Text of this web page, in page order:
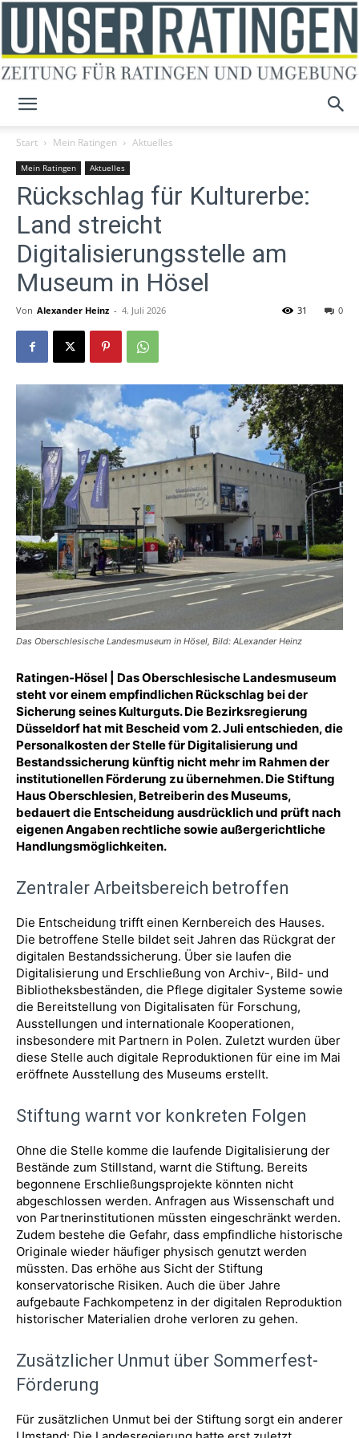
Ratingen
Start Mein Ratingen Aktuelles
Mein Ratingen Aktuelles
Rückschlag für Kulturerbe:
Land streicht
Digitalisierungsstelle am
Museum in Hösel
Von Alexander Heinz - 4. Juli 2026 0
31
Das Oberschlesische Landesmuseum in Hösel, Bild: ALexander Heinz
Ratingen-Hösel | Das Oberschlesische Landesmuseum
steht vor einem empfindlichen Rückschlag bei der
Sicherung seines Kulturguts. Die Bezirksregierung
Düsseldorf hat mit Bescheid vom 2. Juli entschieden, die
Personalkosten der Stelle für Digitalisierung und
Bestandssicherung künftig nicht mehr im Rahmen der
institutionellen Förderung zu übernehmen. Die Stiftung
Haus Oberschlesien, Betreiberin des Museums,
bedauert die Entscheidung ausdrücklich und prüft nach
eigenen Angaben rechtliche sowie außergerichtliche
Handlungsmöglichkeiten.
Zentraler Arbeitsbereich betroffen
Die Entscheidung trifft einen Kernbereich des Hauses.
Die betroffene Stelle bildet seit Jahren das Rückgrat der
digitalen Bestandssicherung. Über sie laufen die
Digitalisierung und Erschließung von Archiv-, Bild- und
Bibliotheksbeständen, die Pflege digitaler Systeme sowie
die Bereitstellung von Digitalisaten für Forschung,
Ausstellungen und internationale Kooperationen,
insbesondere mit Partnern in Polen. Zuletzt wurden über
diese Stelle auch digitale Reproduktionen für eine im Mai
eröffnete Ausstellung des Museums erstellt.
Stiftung warnt vor konkreten Folgen
Ohne die Stelle komme die laufende Digitalisierung der
Bestände zum Stillstand, warnt die Stiftung. Bereits
begonnene Erschließungsprojekte könnten nicht
abgeschlossen werden. Anfragen aus Wissenschaft und
von Partnerinstitutionen müssten eingeschränkt werden.
Zudem bestehe die Gefahr, dass empfindliche historische
Originale wieder häufiger physisch genutzt werden
müssten. Das erhöhe aus Sicht der Stiftung
konservatorische Risiken. Auch die über Jahre
aufgebaute Fachkompetenz in der digitalen Reproduktion
historischer Materialien drohe verloren zu gehen.
Zusätzlicher Unmut über Sommerfest-
Förderung
Für zusätzlichen Unmut bei der Stiftung sorgt ein anderer